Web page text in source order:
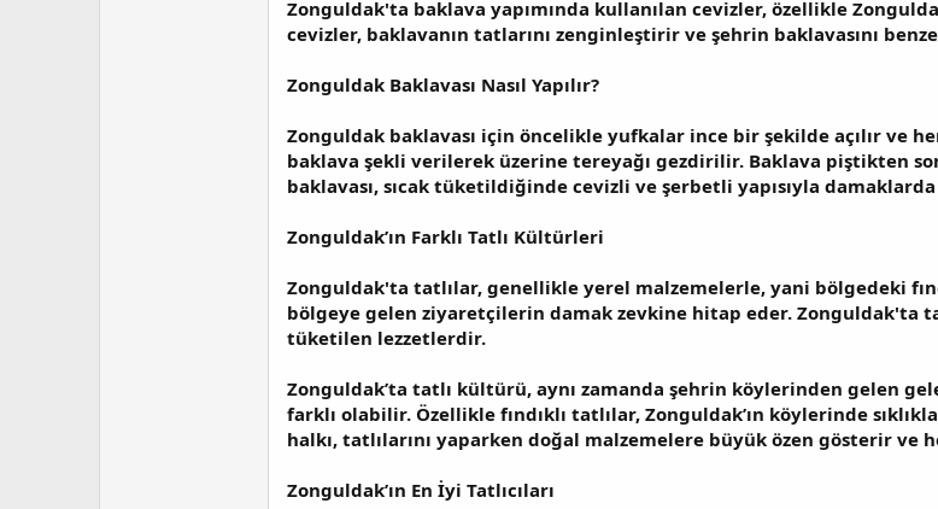
Zonguldak'ta baklava yapımında kullanılan cevizler, özellikle
cevizler, baklavanın tatlarını zenginleştirir ve şehrin baklavasını
Zonguldak Baklavası Nasıl Yapılır?
Zonguldak baklavası için öncelikle yufkalar ince bir şekilde açılır ve
baklava şekli verilerek üzerine tereyağı gezdirilir. Baklava piştikten
baklavası, sıcak tüketildiğinde cevizli ve şerbetli yapısıyla
Zonguldak’ın Farklı Tatlı Kültürleri
Zonguldak'ta tatlılar, genellikle yerel malzemelerle, yani bölgedeki
bölgeye gelen ziyaretçilerin damak zevkine hitap eder. Zonguldak'ta
tüketilen lezzetlerdir.
Zonguldak’ta tatlı kültürü, aynı zamanda şehrin köylerinden gelen
farklı olabilir. Özellikle fındıklı tatlılar, Zonguldak’ın köylerinde
halkı, tatlılarını yaparken doğal malzemelere büyük özen gösterir
Zonguldak’ın En İyi Tatlıcıları